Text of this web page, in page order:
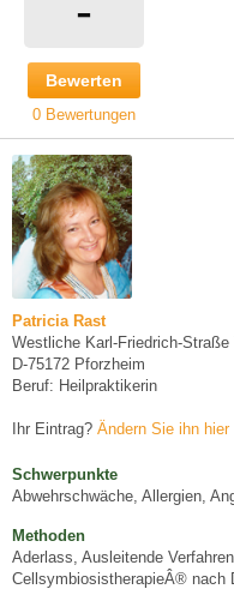
-
Bewerten
0 Bewertungen
Patricia Rast
Westliche Karl-Friedrich-Straße
D-75172 Pforzheim
Beruf: Heilpraktikerin
Ihr Eintrag? Ändern Sie ihn hier
Schwerpunkte
Abwehrschwäche, Allergien,
Methoden
Aderlass, Ausleitende
CellsymbiosistherapieÂ® nach